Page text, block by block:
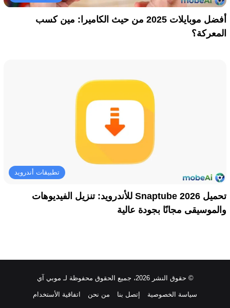
أفضل موبايلات 2025 من حيث الكاميرا: مين كسب
المعركة؟
تطبيقات أندرويد
تحميل Snaptube 2026 للأندرويد: تنزيل الفيديوهات
والموسيقى مجانًا بجودة عالية
© حقوق النشر 2026، جميع الحقوق محفوظة لـ موبي آي
سياسة الخصوصية إتصل بنا من نحن اتفاقية الأستخدام